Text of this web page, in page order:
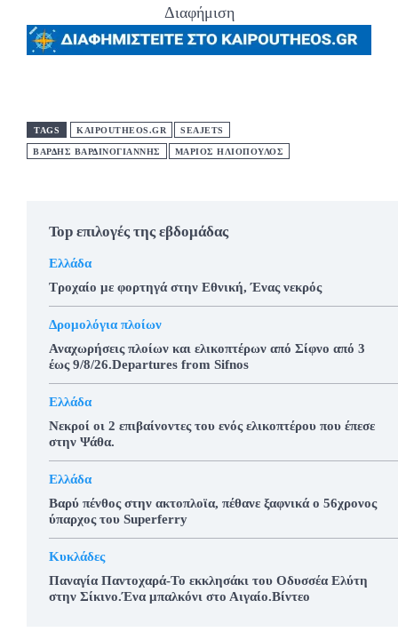
Διαφήμιση
TAGS KAIPOUTHEOS.GR SEAJETS
ΒΑΡΔΗΣ ΒΑΡΔΙΝΟΓΙΑΝΝΗΣ ΜΑΡΙΟΣ ΗΛΙΟΠΟΥΛΟΣ
Top επιλογές της εβδομάδας
Ελλάδα
Τροχαίο με φορτηγά στην Εθνική, Ένας νεκρός
Δρομολόγια πλοίων
Αναχωρήσεις πλοίων και ελικοπτέρων από Σίφνο από 3
έως 9/8/26.Departures from Sifnos
Ελλάδα
Νεκροί οι 2 επιβαίνοντες του ενός ελικοπτέρου που έπεσε
στην Ψάθα.
Ελλάδα
Βαρύ πένθος στην ακτοπλοϊα, πέθανε ξαφνικά ο 56χρονος
ύπαρχος του Superferry
Κυκλάδες
Παναγία Παντοχαρά-Το εκκλησάκι του Οδυσσέα Ελύτη
στην Σίκινο.Ένα μπαλκόνι στο Αιγαίο.Βίντεο